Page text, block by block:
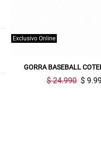
Exclusivo Online
GORRA BASEBALL
$ 24.990 $